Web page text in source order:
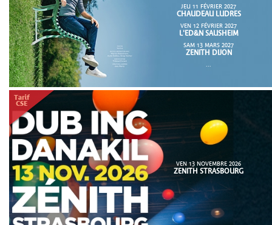
JEU 11 FÉVRIER 2027
CHAUDEAU LUDRES
VEN 12 FÉVRIER 2027
L'ED&N SAUSHEIM
SAM 13 MARS 2027
ZENITH DIJON
...
VEN 13 NOVEMBRE 2026
ZENITH STRASBOURG